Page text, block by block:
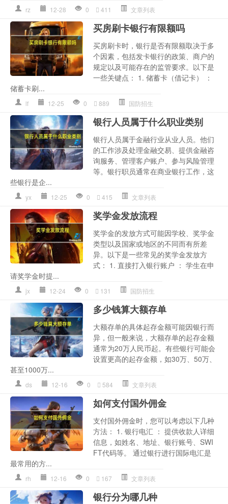
rz 12-28 0 411 文章列表
买房刷卡银行有限额吗
买房刷卡时，银行是否有限额取决于多
个因素，包括发卡银行的政策、商户的
规定以及可能存在的监管要求。以下是
一些关键点： 1. 储蓄卡（借记卡） ：
储蓄卡刷...
lf 12-25 0 889 国防招生
银行人员属于什么职业类别
银行人员属于金融行业从业人员。他们
的工作涉及处理金融交易、提供金融咨
询服务、管理客户账户、参与风险管理
等。银行职员通常在商业银行工作，这
些银行是企...
yx 12-25 0 415 文章列表
奖学金发放流程
奖学金的发放方式可能因学校、奖学金
类型以及国家或地区的不同而有所差
异。以下是一些常见的奖学金发放方
式： 1. 直接打入银行账户 ： 学生在申
请奖学金时提...
jx 12-24 0 131 国防招生
多少钱算大额存单
大额存单的具体起存金额可能因银行而
异，但一般来说，大额存单的起存金额
通常为20万人民币起。有些银行可能会
设置更高的起存金额，如30万、50万、
甚至1000万...
ds 12-16 0 584 文章列表
如何支付国外佣金
支付国外佣金时，您可以考虑以下几种
方法： 1. 银行电汇 ： 提供收款人详细
信息，如姓名、地址、银行账号、SWI
FT代码等。 通过银行进行国际电汇是
最常用的方...
rh 12-16 0 167 文章列表
银行分为哪几种